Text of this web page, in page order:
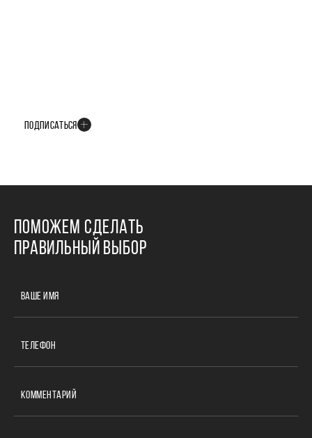
ПОДПИСАТЬСЯ
ПОМОЖЕМ СДЕЛАТЬ
ПРАВИЛЬНЫЙ ВЫБОР
ВАШЕ ИМЯ
ТЕЛЕФОН
КОММЕНТАРИЙ